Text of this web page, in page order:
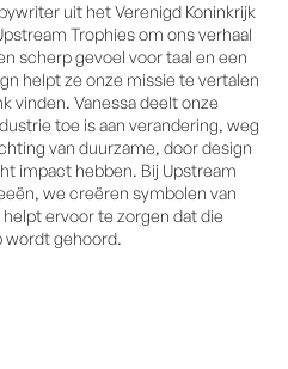
uit het Verenigd Koninkrijk
Trophies om ons verhaal
scherp gevoel voor taal en een
helpt ze onze missie te vertalen
vinden. Vanessa deelt onze
toe is aan verandering, weg
van duurzame, door design
impact hebben. Bij Upstream
we creëren symbolen van
ervoor te zorgen dat die
wordt gehoord.